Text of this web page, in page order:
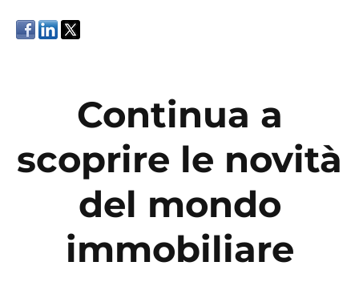
Continua a
scoprire le novità
del mondo
immobiliare